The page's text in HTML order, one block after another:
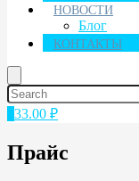
НОВОСТИ
Блог
КОНТАКТЫ
33.00 ₽
Прайс